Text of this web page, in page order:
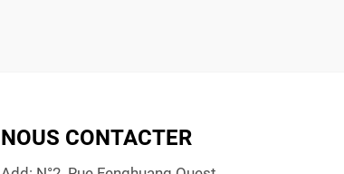
NOUS CONTACTER